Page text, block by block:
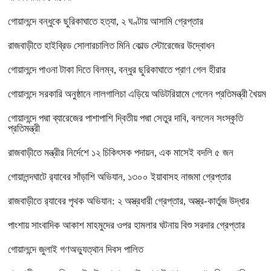
গোয়ালন্দে বন্ধুকে ছুরিকাঘাতে হত্যা, ২ ঘণ্টায় আসামি গ্রেপ্তার
রাজবাড়ীতে হাইব্রিড সোলারচালিত মিনি কোল্ড স্টোরেজের উদ্বোধন
গোয়ালন্দে পাওনা টাকা দিতে বিলম্ব, বন্ধুর ছুরিকাঘাতে প্রাণ গেল হীরার
গোয়ালন্দে সরকারি অনুষ্ঠানে লালগালিচা এড়িয়ে অডিটরিয়ামে গেলেন প্রতিমন্ত্রী খৈয়ম
গোয়ালন্দে পদ্মা ব্যারেজের পাশাপাশি দ্বিতীয় পদ্মা সেতুর দাবি, বললেন সংস্কৃতি
প্রতিমন্ত্রী
রাজবাড়ীতে মন্ত্রীর নির্দেশে ১২ চিকিৎসক পদায়ন, এক মাসেই বদলি ৫ জন
গোয়ালন্দঘাটে র‌্যাবের সাঁড়াশি অভিযান, ১৩০০ ইয়াবাসহ নাজমা গ্রেপ্তার
রাজবাড়ীতে র‌্যাবের পৃথক অভিযান: ২ অস্ত্রধারী গ্রেপ্তার, অস্ত্র-কার্তুজ উদ্ধার
পাংশায় সাংবাদিক আকাশ মাহমুদের ওপর হামলার ঘটনায় বিশু সরদার গ্রেপ্তার
গোয়ালন্দে জুলাই গণঅভ্যুত্থান দিবস পালিত